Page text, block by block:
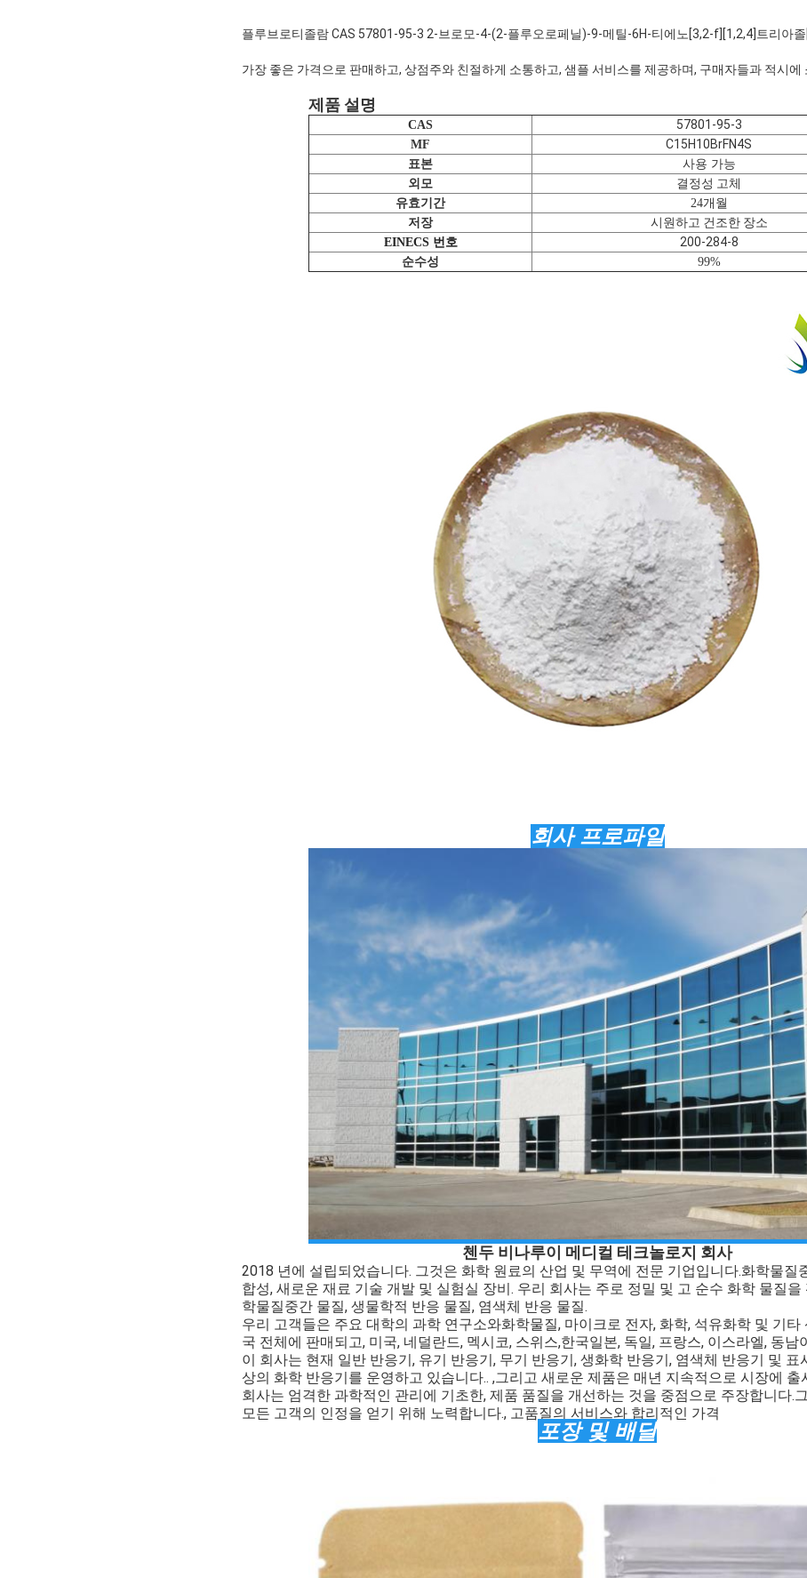
플루브로티졸람 CAS 57801-95-3 2-브로모-4-(2-플루오로페닐)-9-메틸-6H-티에노[3,2-f][1,2,4]트리아
가장 좋은 가격으로 판매하고, 상점주와 친절하게 소통하고, 샘플 서비스를 제공하며, 구매자들과 적시에
제품 설명
CAS 57801-95-3
MF C15H10BrFN4S
표본
사용 가능
외모
결정성 고체
유효기간
24개월
저장
시원하고 건조한 장소
EINECS 번호 200-284-8
순수성 99%
회사 프로파일
첸두 비나루이 메디컬 테크놀로지 회사
2018 년에 설립되었습니다. 그것은 화학 원료의 산업 및 무역에 전문 기업입니다.화학물질
합성, 새로운 재료 기술 개발 및 실험실 장비. 우리 회사는 주로 정밀 및 고 순수 화학 물질을
학물질중간 물질, 생물학적 반응 물질, 염색체 반응 물질.
우리 고객들은 주요 대학의 과학 연구소와화학물질, 마이크로 전자, 화학, 석유화학 및 기타
국 전체에 판매되고, 미국, 네덜란드, 멕시코, 스위스,한국일본, 독일, 프랑스, 이스라엘, 동남
이 회사는 현재 일반 반응기, 유기 반응기, 무기 반응기, 생화학 반응기, 염색체 반응기 및 표
상의 화학 반응기를 운영하고 있습니다.. ,그리고 새로운 제품은 매년 지속적으로 시장에 출
회사는 엄격한 과학적인 관리에 기초한, 제품 품질을 개선하는 것을 중점으로 주장합니다.
모든 고객의 인정을 얻기 위해 노력합니다., 고품질의 서비스와 합리적인 가격
포장 및 배달